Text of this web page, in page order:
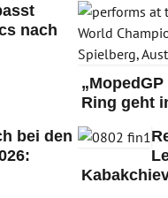
nach
Ring geht
bei den